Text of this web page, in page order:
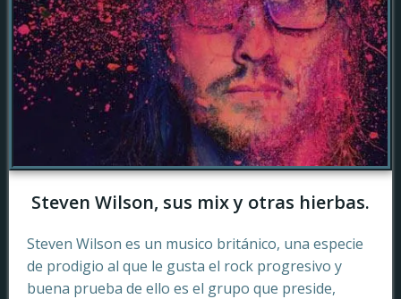
Steven Wilson, sus mix y otras hierbas.
Steven Wilson es un musico británico, una especie
de prodigio al que le gusta el rock progresivo y
buena prueba de ello es el grupo que preside,